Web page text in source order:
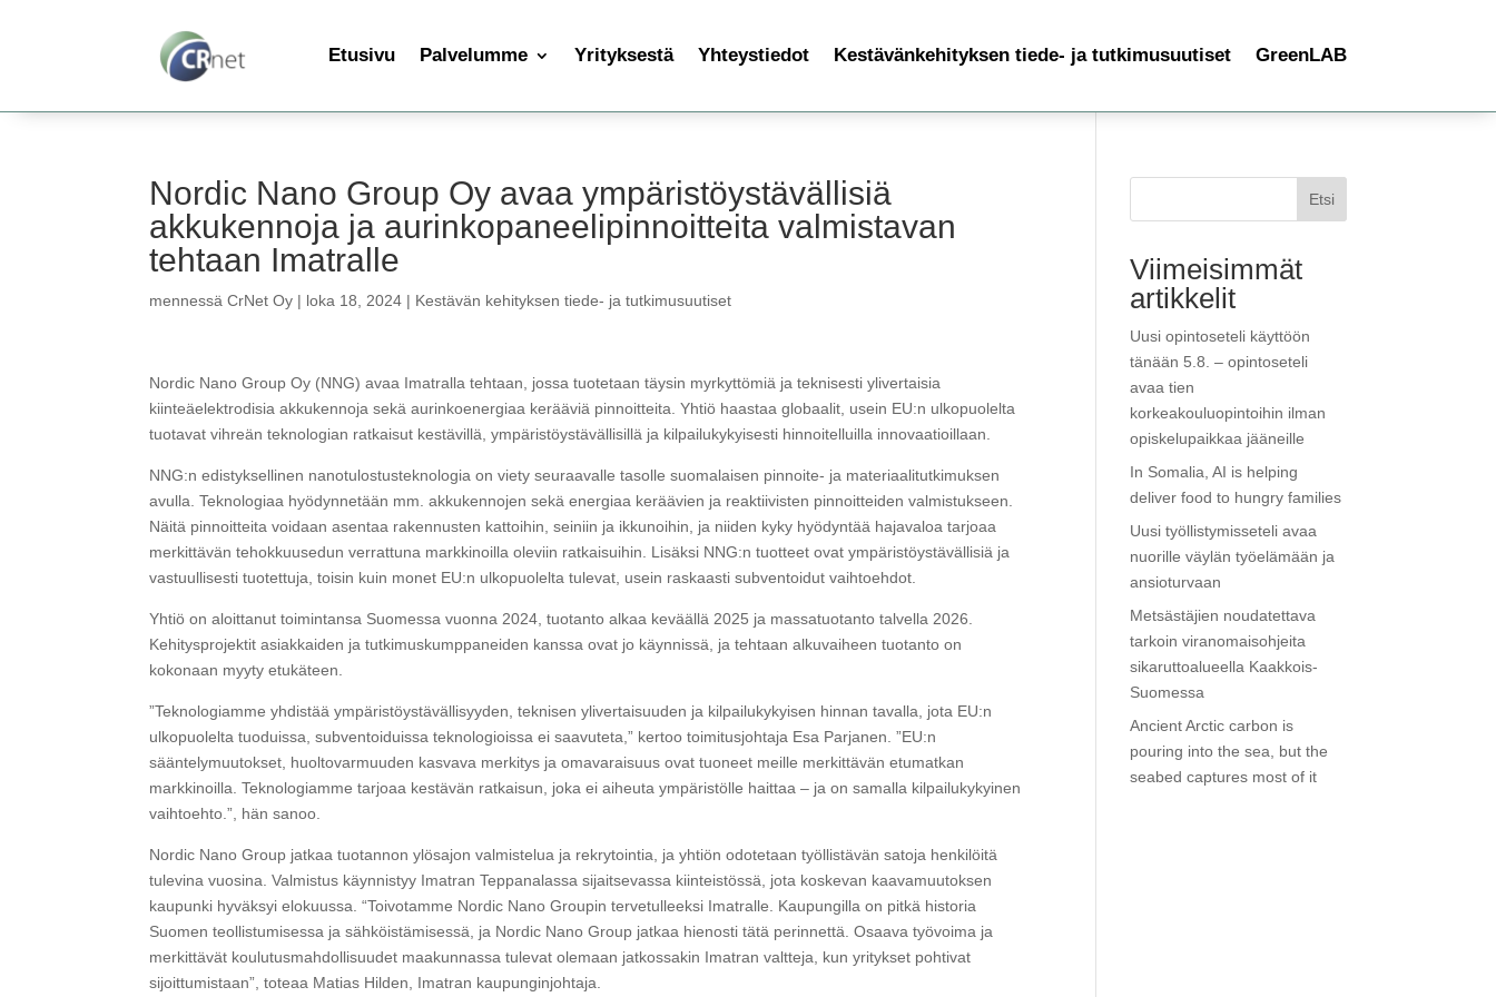
Etusivu Palvelumme Yrityksestä Yhteystiedot Kestävänkehityksen tiede- ja tutkimusuutiset GreenLAB
Nordic Nano Group Oy avaa ympäristöystävällisiä
akkukennoja ja aurinkopaneelipinnoitteita valmistavan
tehtaan Imatralle
mennessäCrNet Oy | loka 18, 2024 | Kestävän kehityksen tiede- ja tutkimusuutiset
Nordic Nano Group Oy (NNG) avaa Imatralla tehtaan, jossa tuotetaan täysin myrkyttömiä ja teknisesti ylivertaisia
kiinteäelektrodisia akkukennoja sekä aurinkoenergiaa kerääviä pinnoitteita. Yhtiö haastaa globaalit, usein EU:n ulkopuolelta
tuotavat vihreän teknologian ratkaisut kestävillä, ympäristöystävällisillä ja kilpailukykyisesti hinnoitelluilla innovaatioillaan.
NNG:n edistyksellinen nanotulostusteknologia on viety seuraavalle tasolle suomalaisen pinnoite- ja materiaalitutkimuksen
avulla. Teknologiaa hyödynnetään mm. akkukennojen sekä energiaa keräävien ja reaktiivisten pinnoitteiden valmistukseen.
Näitä pinnoitteita voidaan asentaa rakennusten kattoihin, seiniin ja ikkunoihin, ja niiden kyky hyödyntää hajavaloa tarjoaa
merkittävän tehokkuusedun verrattuna markkinoilla oleviin ratkaisuihin. Lisäksi NNG:n tuotteet ovat ympäristöystävällisiä ja
vastuullisesti tuotettuja, toisin kuin monet EU:n ulkopuolelta tulevat, usein raskaasti subventoidut vaihtoehdot.
Yhtiö on aloittanut toimintansa Suomessa vuonna 2024, tuotanto alkaa keväällä 2025 ja massatuotanto talvella 2026.
Kehitysprojektit asiakkaiden ja tutkimuskumppaneiden kanssa ovat jo käynnissä, ja tehtaan alkuvaiheen tuotanto on
kokonaan myyty etukäteen.
”Teknologiamme yhdistää ympäristöystävällisyyden, teknisen ylivertaisuuden ja kilpailukykyisen hinnan tavalla, jota EU:n
ulkopuolelta tuoduissa, subventoiduissa teknologioissa ei saavuteta,” kertoo toimitusjohtaja Esa Parjanen. ”EU:n
sääntelymuutokset, huoltovarmuuden kasvava merkitys ja omavaraisuus ovat tuoneet meille merkittävän etumatkan
markkinoilla. Teknologiamme tarjoaa kestävän ratkaisun, joka ei aiheuta ympäristölle haittaa – ja on samalla kilpailukykyinen
vaihtoehto.”, hän sanoo.
Nordic Nano Group jatkaa tuotannon ylösajon valmistelua ja rekrytointia, ja yhtiön odotetaan työllistävän satoja henkilöitä
tulevina vuosina. Valmistus käynnistyy Imatran Teppanalassa sijaitsevassa kiinteistössä, jota koskevan kaavamuutoksen
kaupunki hyväksyi elokuussa. “Toivotamme Nordic Nano Groupin tervetulleeksi Imatralle. Kaupungilla on pitkä historia
Suomen teollistumisessa ja sähköistämisessä, ja Nordic Nano Group jatkaa hienosti tätä perinnettä. Osaava työvoima ja
merkittävät koulutusmahdollisuudet maakunnassa tulevat olemaan jatkossakin Imatran valtteja, kun yritykset pohtivat
sijoittumistaan”, toteaa Matias Hilden, Imatran kaupunginjohtaja.
Etsi
Viimeisimmät
artikkelit
Uusi opintoseteli käyttöön
tänään 5.8. – opintoseteli
avaa tien
korkeakouluopintoihin ilman
opiskelupaikkaa jääneille
In Somalia, AI is helping
deliver food to hungry families
Uusi työllistymisseteli avaa
nuorille väylän työelämään ja
ansioturvaan
Metsästäjien noudatettava
tarkoin viranomaisohjeita
sikaruttoalueella Kaakkois-
Suomessa
Ancient Arctic carbon is
pouring into the sea, but the
seabed captures most of it